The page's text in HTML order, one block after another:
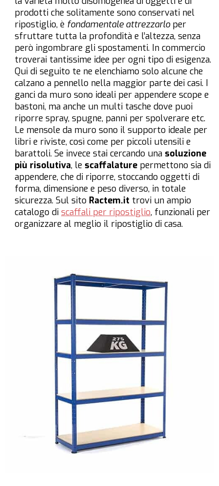
prodotti che solitamente sono conservati nel
ripostiglio, è fondamentale attrezzarloper
sfruttare tutta la profondità e l’altezza, senza
però ingombrare gli spostamenti. In commercio
troverai tantissime idee per ogni tipo di esigenza.
Qui di seguito te ne elenchiamo solo alcune che
calzano a pennello nella maggior parte dei casi. I
ganci da muro sono ideali per appendere scope e
bastoni, ma anche un multi tasche dove puoi
riporre spray, spugne, panni per spolverare etc.
Le mensole da muro sono il supporto ideale per
libri e riviste, così come per piccoli utensili e
barattoli. Se invece stai cercando una soluzione
più risolutiva, le scaffalature permettono sia di
appendere, che di riporre, stoccando oggetti di
forma, dimensione e peso diverso, in totale
sicurezza. Sul sito Ractem.it trovi un ampio
catalogo di scaffali per ripostiglio, funzionali per
organizzare al meglio il ripostiglio di casa.